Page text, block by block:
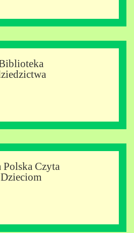
Polska Czyta
Dzieciom